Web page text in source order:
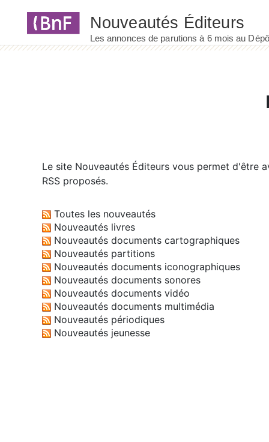
Le site Nouveautés Éditeurs vous permet d'être
RSS proposés.
Toutes les nouveautés
Nouveautés livres
Nouveautés documents cartographiques
Nouveautés partitions
Nouveautés documents iconographiques
Nouveautés documents sonores
Nouveautés documents vidéo
Nouveautés documents multimédia
Nouveautés périodiques
Nouveautés jeunesse